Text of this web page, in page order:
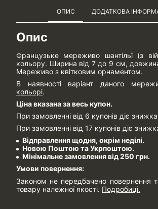
ОПИС ДОДАТКОВА
Опис
Французьке мереживо шантільї (з
кольору. Ширина від 7 до 9 см,
Мереживо з квітковим орнаментом.
В наявності варіант даного
кольорі.
Ціна вказана за весь купон.
При замовленні від 6 купонів діє
При замовленні від 17 купонів діє
Відправлення щодня, окрім неділі.
Новою Поштою та Укрпоштою.
Мінімальне замовлення від 250 грн.
Умови повернення:
Законом не передбачено повернення
товару належної якості. Подробиці.